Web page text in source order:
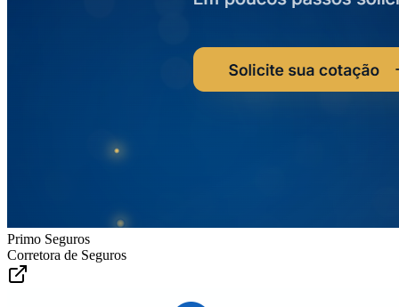
Primo Seguros
Corretora de Seguros